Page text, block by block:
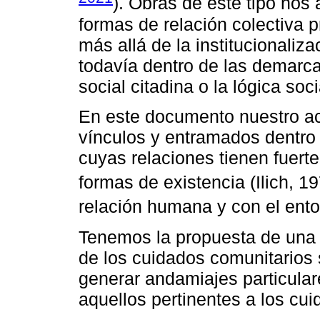
formas de relación colectiva
más allá de la
todavía dentro de las
social citadina o la lógica
En este documento nuestro
vínculos y entramados
cuyas relaciones tienen
formas de existencia (Ilich,
relación humana y con el
Tenemos la propuesta de
de los cuidados
generar andamiajes
aquellos pertinentes a los